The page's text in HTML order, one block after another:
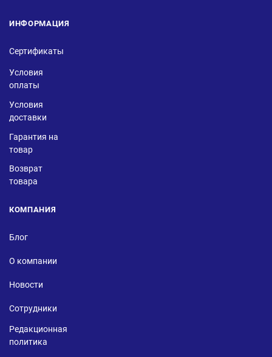
ИНФОРМАЦИЯ
Сертификаты
Условия
оплаты
Условия
доставки
Гарантия на
товар
Возврат
товара
КОМПАНИЯ
Блог
О компании
Новости
Сотрудники
Редакционная
политика